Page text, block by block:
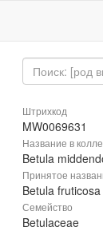
Штрихкод
MW0069631
Название в
Betula
Принятое
Betula
Семейство
Betulaceae